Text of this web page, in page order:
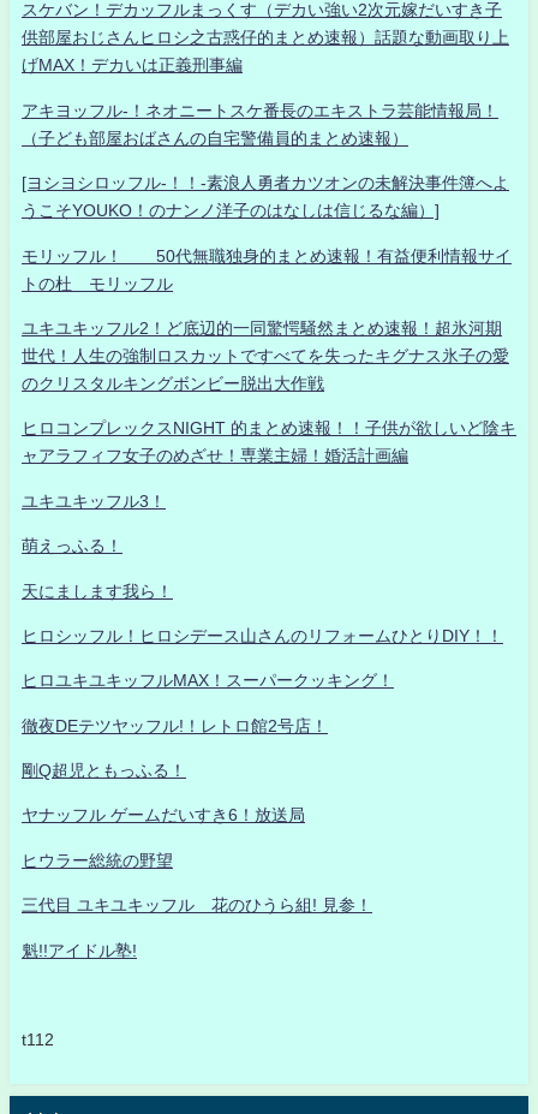
スケバン！デカッフルまっくす（デカい強い2次元嫁だいすき子
供部屋おじさんヒロシ之古惑仔的まとめ速報）話題な動画取り上
げMAX！デカいは正義刑事編
アキヨッフル-！ネオニートスケ番長のエキストラ芸能情報局！
（子ども部屋おばさんの自宅警備員的まとめ速報）
[ヨシヨシロッフル-！！-素浪人勇者カツオンの未解決事件簿へよ
うこそYOUKO！のナンノ洋子のはなしは信じるな編）]
モリッフル！ 50代無職独身的まとめ速報！有益便利情報サイ
トの杜 モリッフル
ユキユキッフル2！ど底辺的一同驚愕騒然まとめ速報！超氷河期
世代！人生の強制ロスカットですべてを失ったキグナス氷子の愛
のクリスタルキングボンビー脱出大作戦
ヒロコンプレックスNIGHT 的まとめ速報！！子供が欲しいど陰キ
ャアラフィフ女子のめざせ！専業主婦！婚活計画編
ユキユキッフル3！
萌えっふる！
天にまします我ら！
ヒロシッフル！ヒロシデース山さんのリフォームひとりDIY！！
ヒロユキユキッフルMAX！スーパークッキング！
徹夜DEテツヤッフル!！レトロ館2号店！
剛Q超児ともっふる！
ヤナッフル ゲームだいすき6！放送局
ヒウラー総統の野望
三代目 ユキユキッフル 花のひうら組! 見参！
魁!!アイドル塾!
t112